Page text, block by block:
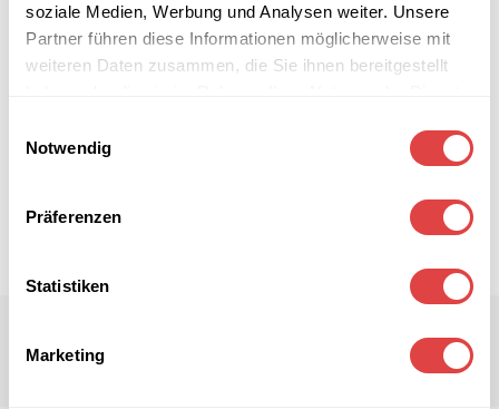
soziale Medien, Werbung und Analysen weiter. Unsere
Partner führen diese Informationen möglicherweise mit
weiteren Daten zusammen, die Sie ihnen bereitgestellt
Notwendig
Präferenzen
Statistiken
Marketing